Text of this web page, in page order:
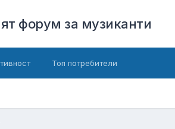
форум за музиканти
Топ потребители